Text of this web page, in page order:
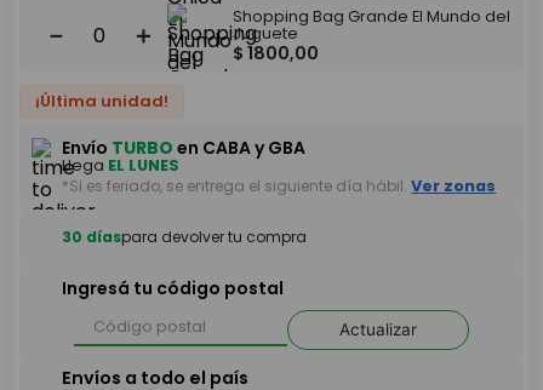
＋
－
Shopping Bag Grande El Mundo del
Juguete
$ 1800,00
¡Última unidad!
Envío TURBO en CABA y GBA
Llega EL LUNES
*Si es feriado, se entrega el siguiente día hábil. Ver zonas
30 díaspara devolver tu compra
Ingresá tu código postal
Actualizar